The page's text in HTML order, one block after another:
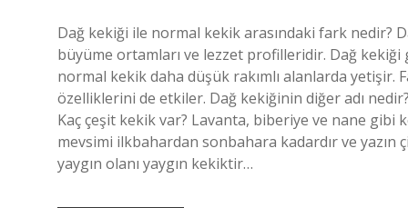
Dağ kekiği ile normal kekik arasındaki fark nedir?
büyüme ortamları ve lezzet profilleridir. Dağ
normal kekik daha düşük rakımlı alanlarda yetişir.
özelliklerini de etkiler. Dağ kekiğinin diğer adı
Kaç çeşit kekik var? Lavanta, biberiye ve nane
mevsimi ilkbahardan sonbahara kadardır ve yazın
yaygın olanı yaygın kekiktir…